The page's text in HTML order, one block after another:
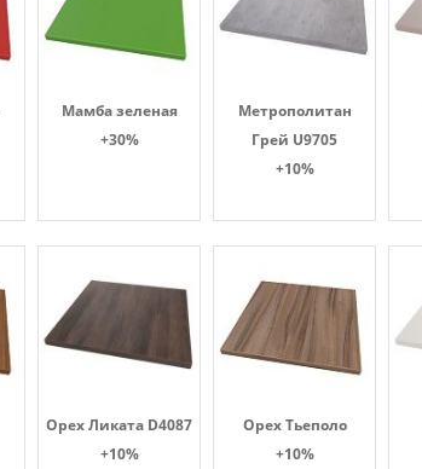
Мамба зеленая
+30%
Метрополитан
Грей U9705
+10%
Орех Ликата D4087
+10%
Орех Тьеполо
+10%